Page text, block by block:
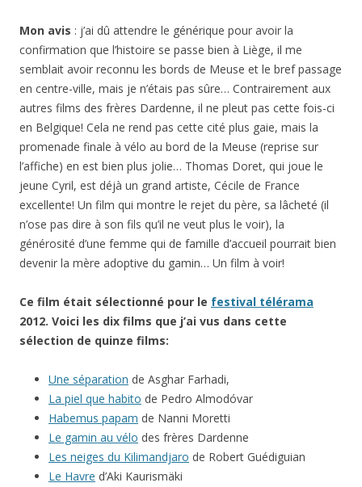
Mon avis : j’ai dû attendre le générique pour avoir la
confirmation que l’histoire se passe bien à Liège, il me
semblait avoir reconnu les bords de Meuse et le bref passage
en centre-ville, mais je n’étais pas sûre… Contrairement aux
autres films des frères Dardenne, il ne pleut pas cette fois-ci
en Belgique! Cela ne rend pas cette cité plus gaie, mais la
promenade finale à vélo au bord de la Meuse (reprise sur
l’affiche) en est bien plus jolie… Thomas Doret, qui joue le
jeune Cyril, est déjà un grand artiste, Cécile de France
excellente! Un film qui montre le rejet du père, sa lâcheté (il
n’ose pas dire à son fils qu’il ne veut plus le voir), la
générosité d’une femme qui de famille d’accueil pourrait bien
devenir la mère adoptive du gamin… Un film à voir!
Ce film était sélectionné pour le festival télérama
2012. Voici les dix films que j’ai vus dans cette
sélection de quinze films:
Une séparation de Asghar Farhadi,
La piel que habito de Pedro Almodóvar
Habemus papam de Nanni Moretti
Le gamin au vélo des frères Dardenne
Les neiges du Kilimandjaro de Robert Guédiguian
Le Havre d’Aki Kaurismäki